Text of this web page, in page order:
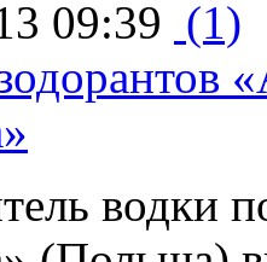
09:39 (1)
водки